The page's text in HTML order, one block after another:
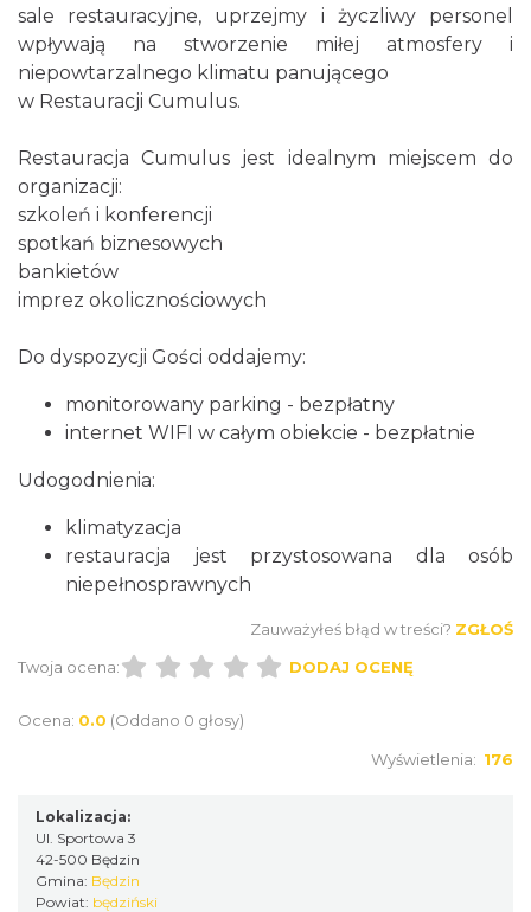
sale restauracyjne, uprzejmy i życzliwy personel
wpływają na stworzenie miłej atmosfery i
niepowtarzalnego klimatu panującego
w Restauracji Cumulus.
Restauracja Cumulus jest idealnym miejscem do
organizacji:
szkoleń i konferencji
spotkań biznesowych
bankietów
imprez okolicznościowych
Do dyspozycji Gości oddajemy:
monitorowany parking - bezpłatny
internet WIFI w całym obiekcie - bezpłatnie
Udogodnienia:
klimatyzacja
restauracja jest przystosowana dla osób
niepełnosprawnych
Zauważyłeś błąd w treści? ZGŁOŚ
Twoja ocena:
DODAJ OCENĘ
Ocena: 0.0 (Oddano 0 głosy)
Wyświetlenia: 176
Lokalizacja:
Ul. Sportowa 3
42-500 Będzin
Gmina: Będzin
Powiat: będziński